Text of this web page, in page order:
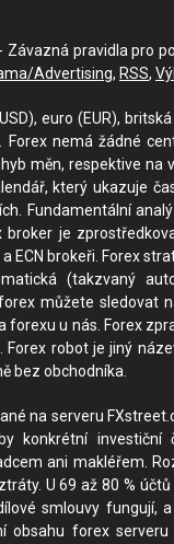
Závazná pravidla pro
Advertising, RSS,
euro (EUR),
nemá žádné
měn, respektive
který ukazuje
Fundamentální
broker je
ECN brokeři. Forex
(takzvaný
můžete sledovat
forexu u nás. Forex
robot je jiný
bez obchodníka.
na serveru
konkrétní investiční
ani makléřem.
U 69 až 80 %
smlouvy fungují,
obsahu forex